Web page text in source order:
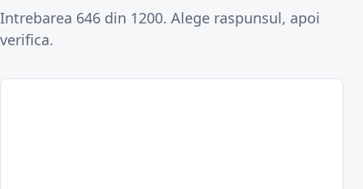
Intrebarea 646 din 1200. Alege raspunsul, apoi
verifica.